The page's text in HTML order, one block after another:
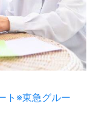
ト※東急グルー